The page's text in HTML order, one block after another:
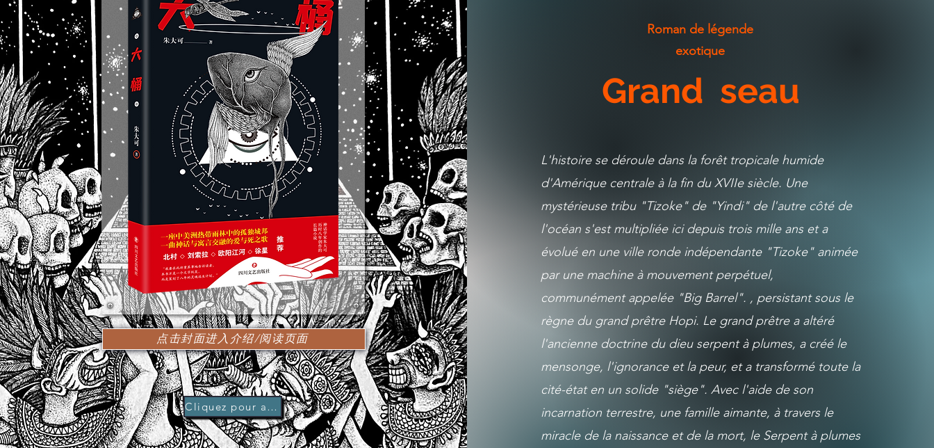
点击封面进入介绍/阅读页面
Cliquez pour acheter
​Roman de légende
exotique
Grand seau
L'histoire se déroule dans la forêt tropicale humide
d'Amérique centrale à la fin du XVIIe siècle. Une
mystérieuse tribu "Tizoke" de "Yindi" de l'autre côté de
l'océan s'est multipliée ici depuis trois mille ans et a
évolué en une ville ronde indépendante "Tizoke" animée
par une machine à mouvement perpétuel,
communément appelée "Big Barrel". , persistant sous le
règne du grand prêtre Hopi. Le grand prêtre a altéré
l'ancienne doctrine du dieu serpent à plumes, a créé le
mensonge, l'ignorance et la peur, et a transformé toute la
cité-état en un solide "siège". Avec l'aide de son
incarnation terrestre, une famille aimante, à travers le
miracle de la naissance et de la mort, le Serpent à plumes